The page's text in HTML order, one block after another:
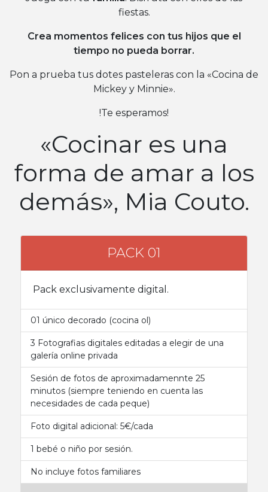
fiestas.
Crea momentos felices con tus hijos que el
tiempo no pueda borrar.
Pon a prueba tus dotes pasteleras con la «Cocina de
Mickey y Minnie».
!Te esperamos!
«Cocinar es una
forma de amar a los
demás», Mia Couto.
PACK 01
Pack exclusivamente digital.
01 único decorado (cocina ol)
3 Fotografias digitales editadas a elegir de una
galería online privada
Sesión de fotos de aproximadamennte 25
minutos (siempre teniendo en cuenta las
necesidades de cada peque)
Foto digital adicional: 5€/cada
1 bebé o niño por sesión.
No incluye fotos familiares